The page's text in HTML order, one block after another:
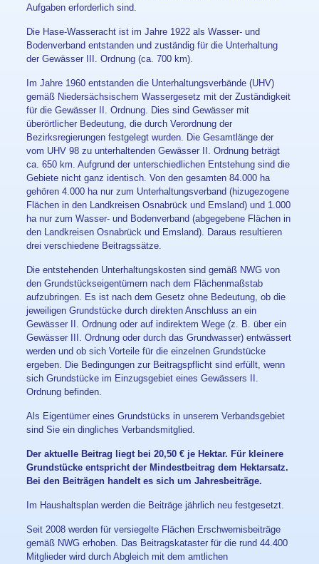
Aufgaben erforderlich sind.
Die Hase-Wasseracht ist im Jahre 1922 als Wasser- und
Bodenverband entstanden und zuständig für die Unterhaltung
der Gewässer III. Ordnung (ca. 700 km).
Im Jahre 1960 entstanden die Unterhaltungsverbände (UHV)
gemäß Niedersächsischem Wassergesetz mit der Zuständigkeit
für die Gewässer II. Ordnung. Dies sind Gewässer mit
überörtlicher Bedeutung, die durch Verordnung der
Bezirksregierungen festgelegt wurden. Die Gesamtlänge der
vom UHV 98 zu unterhaltenden Gewässer II. Ordnung beträgt
ca. 650 km. Aufgrund der unterschiedlichen Entstehung sind die
Gebiete nicht ganz identisch. Von den gesamten 84.000 ha
gehören 4.000 ha nur zum Unterhaltungsverband (hizugezogene
Flächen in den Landkreisen Osnabrück und Emsland) und 1.000
ha nur zum Wasser- und Bodenverband (abgegebene Flächen in
den Landkreisen Osnabrück und Emsland). Daraus resultieren
drei verschiedene Beitragssätze.
Die entstehenden Unterhaltungskosten sind gemäß NWG von
den Grundstückseigentümern nach dem Flächenmaßstab
aufzubringen. Es ist nach dem Gesetz ohne Bedeutung, ob die
jeweiligen Grundstücke durch direkten Anschluss an ein
Gewässer II. Ordnung oder auf indirektem Wege (z. B. über ein
Gewässer III. Ordnung oder durch das Grundwasser) entwässert
werden und ob sich Vorteile für die einzelnen Grundstücke
ergeben. Die Bedingungen zur Beitragspflicht sind erfüllt, wenn
sich Grundstücke im Einzugsgebiet eines Gewässers II.
Ordnung befinden.
Als Eigentümer eines Grundstücks in unserem Verbandsgebiet
sind Sie ein dingliches Verbandsmitglied.
Der aktuelle Beitrag liegt bei 20,50 € je Hektar. Für kleinere
Grundstücke entspricht der Mindestbeitrag dem Hektarsatz.
Bei den Beiträgen handelt es sich um Jahresbeiträge.
Im Haushaltsplan werden die Beiträge jährlich neu festgesetzt.
Seit 2008 werden für versiegelte Flächen Erschwernisbeiträge
gemäß NWG erhoben. Das Beitragskataster für die rund 44.400
Mitglieder wird durch Abgleich mit dem amtlichen